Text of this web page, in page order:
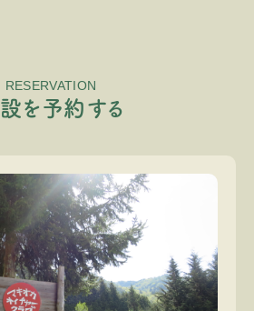
RESERVATION
設を 予約 する